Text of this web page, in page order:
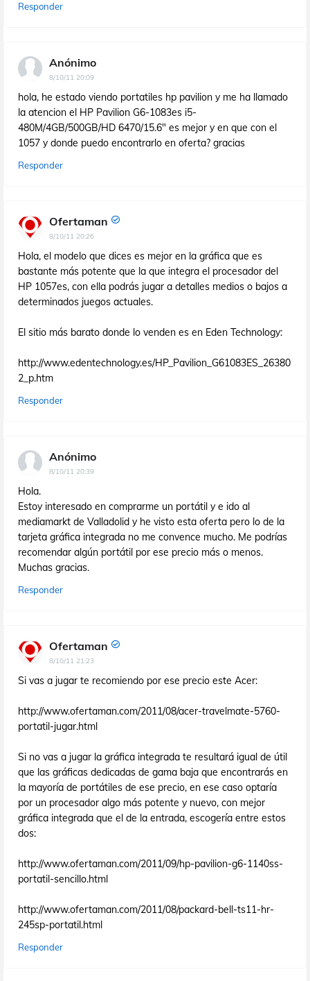
Responder
Anónimo
8/10/11 20:09
hola, he estado viendo portatiles hp pavilion y me ha llamado
la atencion el HP Pavilion G6-1083es i5-
480M/4GB/500GB/HD 6470/15.6" es mejor y en que con el
1057 y donde puedo encontrarlo en oferta? gracias
Responder
Ofertaman
8/10/11 20:26
Hola, el modelo que dices es mejor en la gráfica que es
bastante más potente que la que integra el procesador del
HP 1057es, con ella podrás jugar a detalles medios o bajos a
determinados juegos actuales.
El sitio más barato donde lo venden es en Eden Technology:
http://www.edentechnology.es/HP_Pavilion_G61083ES_26380
2_p.htm
Responder
Anónimo
8/10/11 20:39
Hola.
Estoy interesado en comprarme un portátil y e ido al
mediamarkt de Valladolid y he visto esta oferta pero lo de la
tarjeta gráfica integrada no me convence mucho. Me podrías
recomendar algún portátil por ese precio más o menos.
Muchas gracias.
Responder
Ofertaman
8/10/11 21:23
Si vas a jugar te recomiendo por ese precio este Acer:
http://www.ofertaman.com/2011/08/acer-travelmate-5760-
portatil-jugar.html
Si no vas a jugar la gráfica integrada te resultará igual de útil
que las gráficas dedicadas de gama baja que encontrarás en
la mayoría de portátiles de ese precio, en ese caso optaría
por un procesador algo más potente y nuevo, con mejor
gráfica integrada que el de la entrada, escogería entre estos
dos:
http://www.ofertaman.com/2011/09/hp-pavilion-g6-1140ss-
portatil-sencillo.html
http://www.ofertaman.com/2011/08/packard-bell-ts11-hr-
245sp-portatil.html
Responder